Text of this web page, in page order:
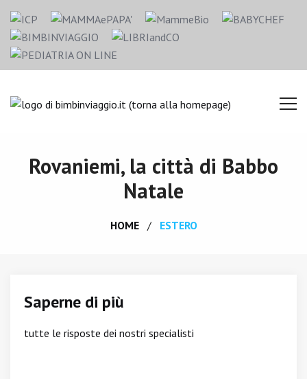
Rovaniemi, la città di Babbo
Natale
HOME ESTERO
Saperne di più
tutte le risposte dei nostri specialisti